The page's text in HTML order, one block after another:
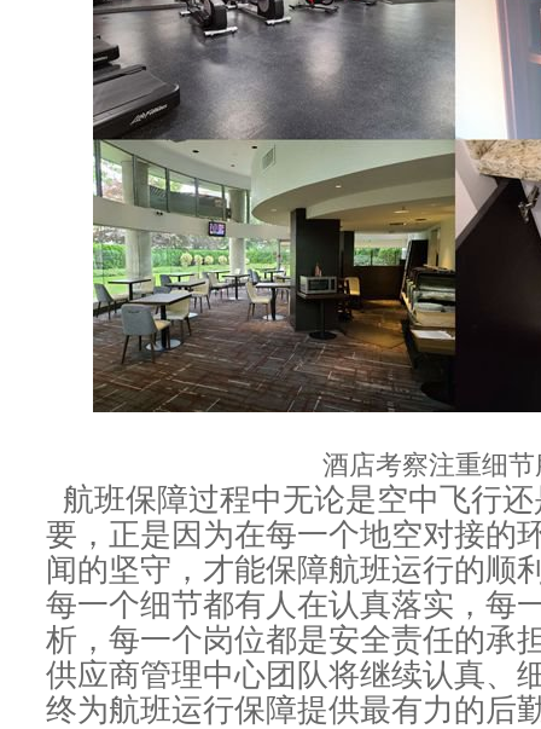
酒店考察注重细
航班保障过程中无论是空中飞行
要，正是因为在每一个地空对接的
闻的坚守，才能保障航班运行的顺
每一个细节都有人在认真落实，每
析，每一个岗位都是安全责任的承
供应商管理中心团队将继续认真、
终为航班运行保障提供最有力的后